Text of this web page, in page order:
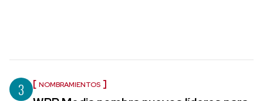
3 NOMBRAMIENTOS